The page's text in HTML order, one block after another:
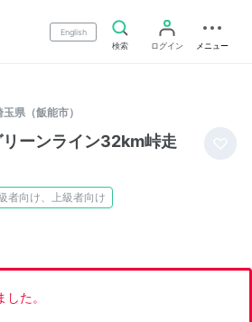
English
検索
ログイン メニュー
玉県（飯能市）
ーンライン32km峠走
者向け、上級者向け
た。